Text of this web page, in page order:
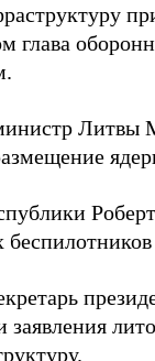
глава
Литвы